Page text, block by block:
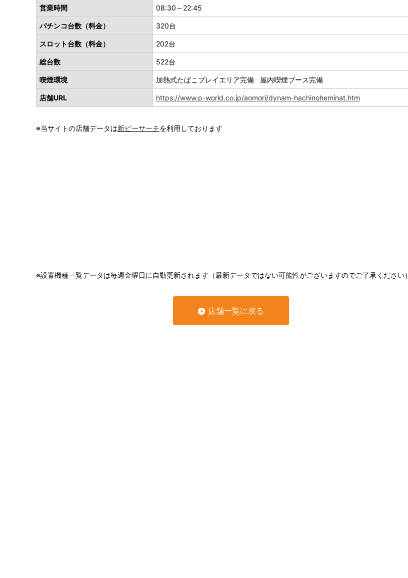
営業時間 08:30～22:45
パチンコ台数（料金） 320台
スロット台数（料金） 202台
総台数 522台
喫煙環境 加熱式たばこプレイエリア完備 屋内喫煙ブース完備
店舗URL https://www.p-world.co.jp/aomori/dynam-hachinoheminat.htm
※当サイトの店舗データは新ピーサーチを利用しております
※設置機種一覧データは毎週金曜日に自動更新されます（最新データではない可能性がございますのでご了承ください）
店舗一覧に戻る